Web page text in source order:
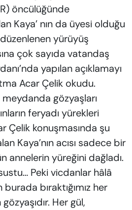
öncülüğünde
Kaya’ nın da üyesi olduğu
yürüyüş
çok sayıda vatandaş
yapılan açıklamayı
Acar Çelik okudu.
meydanda gözyaşları
feryadı yürekleri
Çelik konuşmasında şu
Kaya’nın acısı sadece bir
annelerin yüreğini dağladı.
Peki vicdanlar hâlâ
bıraktığımız her
Her gül,